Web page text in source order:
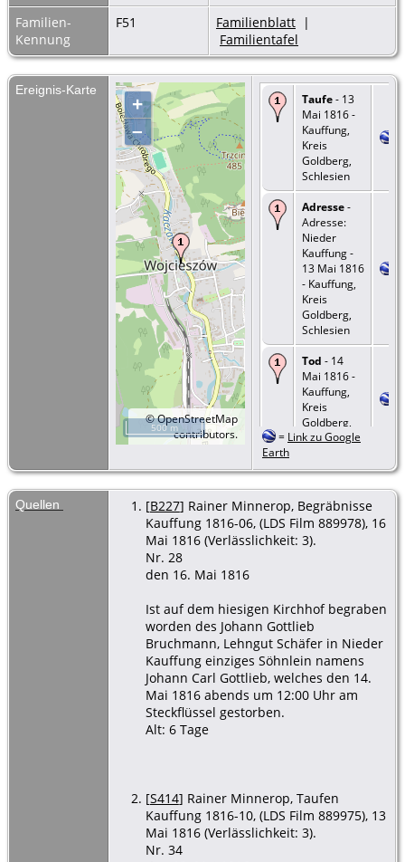
Familien-
Kennung
F51 Familienblatt |
Familientafel
Ereignis-Karte
+
–
©OpenStreetMap
contributors.
500 m
Taufe- 13
Mai 1816 -
Kauffung,
Kreis
Goldberg,
Schlesien
Adresse-
Adresse:
Nieder
Kauffung -
13 Mai 1816
- Kauffung,
Kreis
Goldberg,
Schlesien
Tod - 14
Mai 1816 -
Kauffung,
Kreis
Goldberg,
Schlesien
Beerdigung
1816 -
Kauffung,
Kreis
Goldberg,
Mai 1816 -
Kauffung,
Kreis
Goldberg,
Schlesien
= Link zu Google
Earth
Quellen [B227] Rainer Minnerop, Begräbnisse
Kauffung 1816-06, (LDS Film 889978), 16
Mai 1816 (Verlässlichkeit: 3).
Nr. 28
den 16. Mai 1816
Ist auf dem hiesigen Kirchhof begraben
worden des Johann Gottlieb
Bruchmann, Lehngut Schäfer in Nieder
Kauffung einziges Söhnlein namens
Johann Carl Gottlieb, welches den 14.
Mai 1816 abends um 12:00 Uhr am
Steckflüssel gestorben.
Alt: 6 Tage
[S414] Rainer Minnerop, Taufen
Kauffung 1816-10, (LDS Film 889975), 13
Mai 1816 (Verlässlichkeit: 3).
Nr. 34